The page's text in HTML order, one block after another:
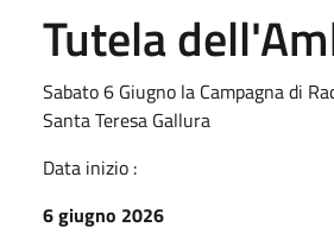
Tutela
Sabato 6 Giugno la Campagna di
Santa Teresa Gallura
Data inizio :
6 giugno 2026